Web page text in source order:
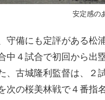
安定感の
守備にも定評がある松
中４試合で初回から出
、古城隆利監督は、２
次の桜美林戦で４番指